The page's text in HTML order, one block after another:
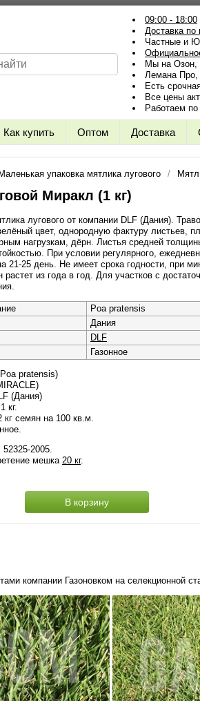
09:00 - 18:00
Доставка по
Частные и
Мы на Озон,
Лемана
Есть
Все цены
Работаем
Как купить Оптом Доставка
Маленькая упаковка мятлика лугового
Миракл (1 кг)
лугового от компании DLF (Дания).
цвет, однородную фактуру листьев,
нагрузкам, дёрн. Листья средней
При условии регулярного,
21-25 день. Не имеет срока годности, при
растет из года в год. Для участков с
Poa pratensis
Дания
DLF
Газонное
pratensis)
(Дания)
кг.
кг семян на 100 кв.м.
2005.
мешка 20 кг.
В корзину
компании Газоновком на селекционной